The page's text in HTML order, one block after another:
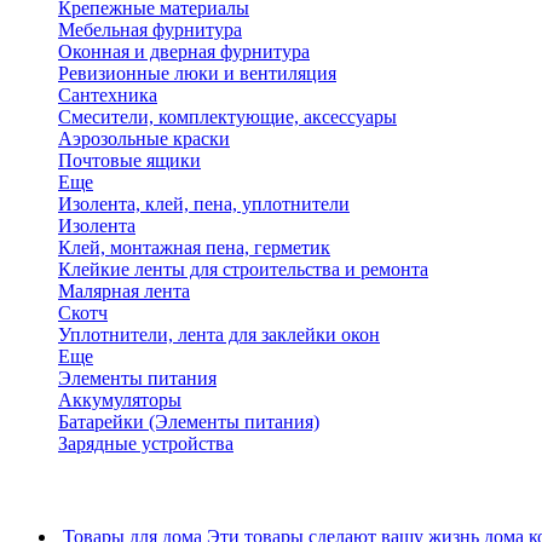
Крепежные материалы
Мебельная фурнитура
Оконная и дверная фурнитура
Ревизионные люки и вентиляция
Сантехника
Смесители, комплектующие, аксессуары
Аэрозольные краски
Почтовые ящики
Еще
Изолента, клей, пена, уплотнители
Изолента
Клей, монтажная пена, герметик
Клейкие ленты для строительства и ремонта
Малярная лента
Скотч
Уплотнители, лента для заклейки окон
Еще
Элементы питания
Аккумуляторы
Батарейки (Элементы питания)
Зарядные устройства
Товары для дома Эти товары сделают вашу жизнь дома